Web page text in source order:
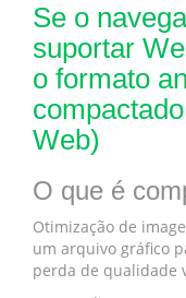
Se o
suportar
o formato
Web)
O que é
Otimização de
um arquivo gráfico
perda de qualidade